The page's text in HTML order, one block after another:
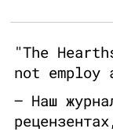
"The
not
– Наш